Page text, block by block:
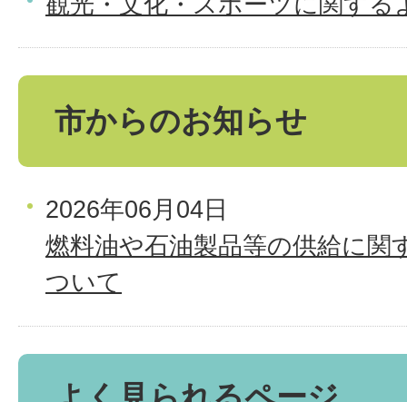
市からのお知らせ
2026年06月04日
燃料油や石油製品等の供給に関
ついて